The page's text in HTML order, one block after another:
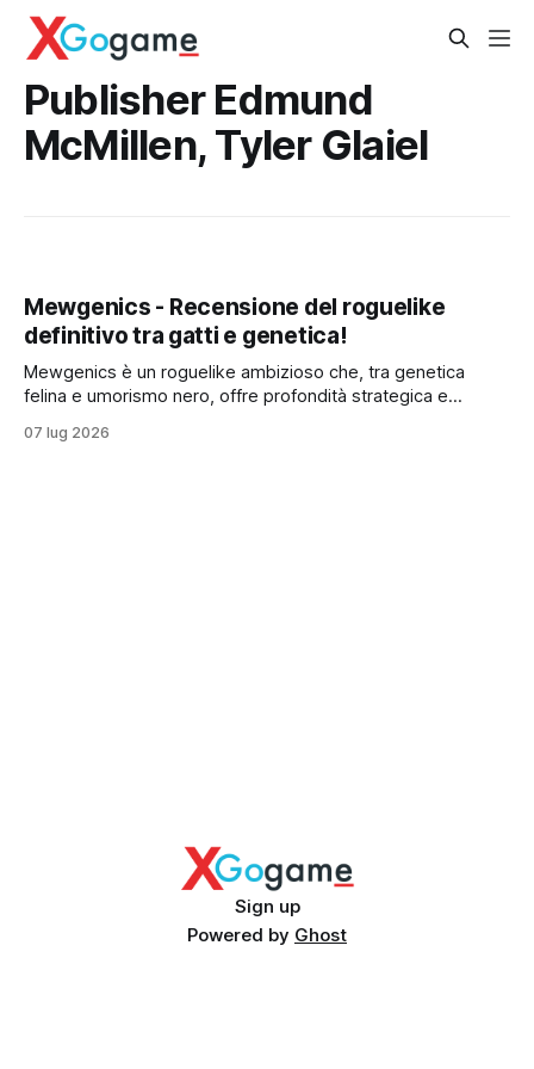
Publisher Edmund
McMillen, Tyler Glaiel
Mewgenics - Recensione del roguelike
definitivo tra gatti e genetica!
Mewgenics è un roguelike ambizioso che, tra genetica
felina e umorismo nero, offre profondità strategica e
curva di apprendimento
07 lug 2026
Sign up
Powered by Ghost